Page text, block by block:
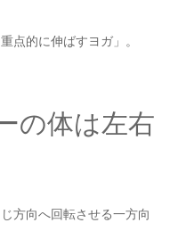
点的に伸ばすヨガ」。
の体は左右
方向へ回転させる一方向